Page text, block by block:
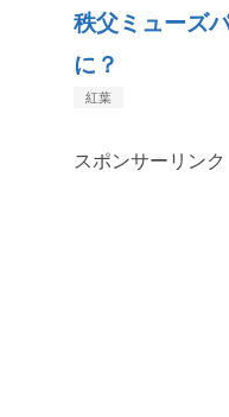
秩父ミューズ
に？
紅葉
スポンサーリンク